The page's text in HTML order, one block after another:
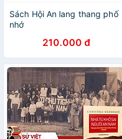
Sách Hội An lang thang phố
nhớ
210.000 đ